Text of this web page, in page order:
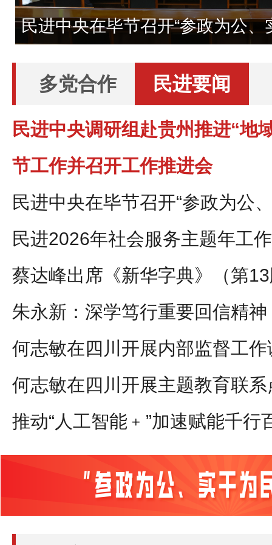
民进中央在毕节召开“参政为公、
座谈会
多党合作 民进要闻
民进中央调研组赴贵州推进“地
节工作并召开工作推进会
蔡达峰出席《新华字典》（第
何志敏在四川开展内部监督工作
何志敏在四川开展主题教育联系
推动“人工智能﹢”加速赋能千行